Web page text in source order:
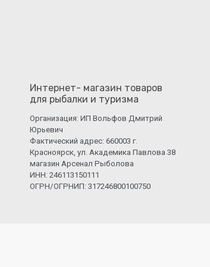
Интернет- магазин товаров
для рыбалки и туризма
Организация: ИП Вольфов Дмитрий
Юрьевич
Фактический адрес: 660003 г.
Красноярск, ул. Академика Павлова 38
магазин Арсенал Рыболова
ИНН: 246113150111
ОГРН/ОГРНИП: 317246800100750